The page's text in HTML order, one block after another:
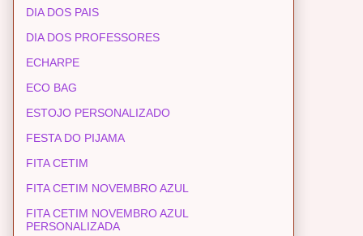
DIA DOS PAIS
DIA DOS PROFESSORES
ECHARPE
ECO BAG
ESTOJO PERSONALIZADO
FESTA DO PIJAMA
FITA CETIM
FITA CETIM NOVEMBRO AZUL
FITA CETIM NOVEMBRO AZUL
PERSONALIZADA